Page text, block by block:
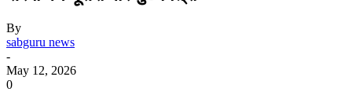
By
sabguru news
-
May 12, 2026
0